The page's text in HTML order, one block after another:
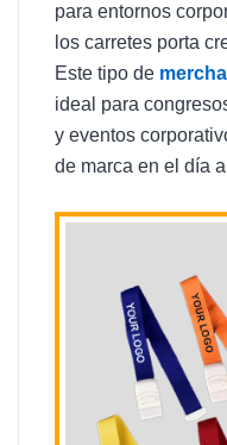
para entornos
los carretes porta
Este tipo de
ideal para
y eventos
de marca en el día